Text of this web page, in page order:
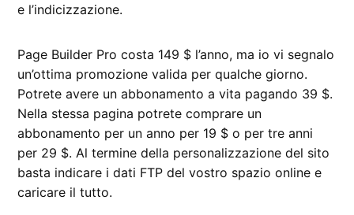
e l’indicizzazione.
Page Builder Pro costa 149 $ l’anno, ma io vi segnalo
un’ottima promozione valida per qualche giorno.
Potrete avere un abbonamento a vita pagando 39 $.
Nella stessa pagina potrete comprare un
abbonamento per un anno per 19 $ o per tre anni
per 29 $. Al termine della personalizzazione del sito
basta indicare i dati FTP del vostro spazio online e
caricare il tutto.